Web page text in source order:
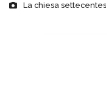
La chiesa